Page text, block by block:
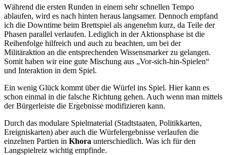
Während die ersten Runden in einem sehr schnellen Tempo
ablaufen, wird es nach hinten heraus langsamer. Dennoch empfand
ich die Downtime beim Brettspiel als angenehm kurz, da Teile der
Phasen parallel verlaufen. Lediglich in der Aktionsphase ist die
Reihenfolge hilfreich und auch zu beachten, um bei der
Militäraktion an die entsprechenden Wissensmarker zu gelangen.
Somit haben wir eine gute Mischung aus „Vor-sich-hin-Spielen“
und Interaktion in dem Spiel.
Ein wenig Glück kommt über die Würfel ins Spiel. Hier kann es
schon einmal in die falsche Richtung gehen. Auch wenn man mittels
der Bürgerleiste die Ergebnisse modifizieren kann.
Durch das modulare Spielmaterial (Stadtstaaten, Politikkarten,
Ereigniskarten) aber auch die Würfelergebnisse verlaufen die
einzelnen Partien in Khora unterschiedlich. Was ich für den
Langspielreiz wichtig empfinde.